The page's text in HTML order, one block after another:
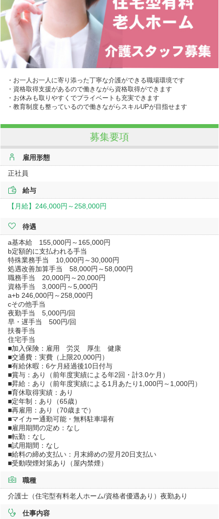
・お一人お一人に寄り添った丁寧な介護ができる職場環境です
・資格取得支援があるので働きながら資格取得ができます
・お休みも取りやすくでプライベートも充実できます
・教育制度も整っているので働きながらスキルUPが目指せます
募集要項
雇用形態
正社員
給与
【月給】246,000円～258,000円
待遇
a基本給 155,000円～165,000円
b定額的に支払われる手当
特殊業務手当 10,000円～30,000円
処遇改善加算手当 58,000円～58,000円
職務手当 20,000円～20,000円
資格手当 3,000円～5,000円
a+b 246,000円～258,000円
cその他手当
夜勤手当 5,000円/回
早・遅手当 500円/回
扶養手当
住宅手当
■加入保険：雇用 労災 厚生 健康
■交通費：実費（上限20,000円）
■有給休暇：6ケ月経過後10日付与
■賞与：あり（前年度実績による年2回・計3.0ケ月）
■昇給：あり（前年度実績による1月あたり1,000円～1,000円）
■育休取得実績：あり
■定年制：あり（65歳）
■再雇用：あり（70歳まで）
■マイカー通勤可能・無料駐車場有
■雇用期間の定め：なし
■転勤：なし
■試用期間：なし
■給料の締め支払い：月末締めの翌月20日支払い
■受動喫煙対策あり（屋内禁煙）
職種
介護士（住宅型有料老人ホーム/資格者優遇あり）夜勤あり
仕事内容